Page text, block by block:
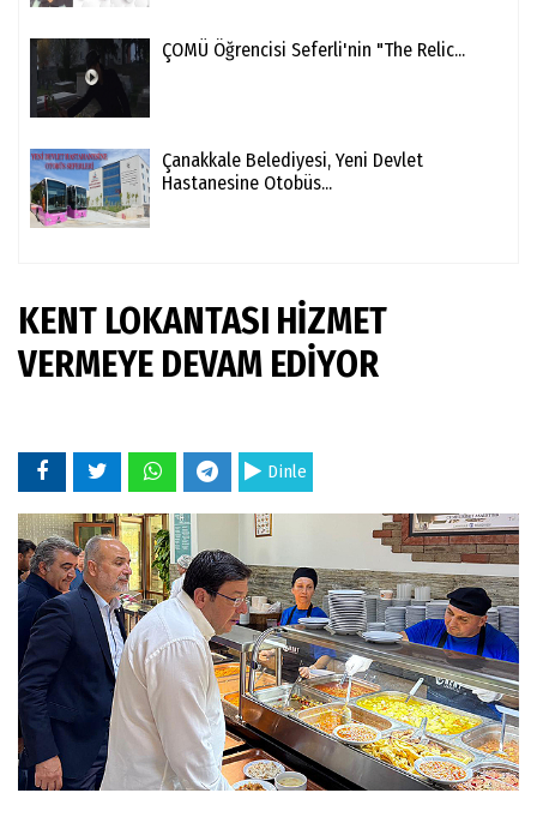
ÇOMÜ Öğrencisi Seferli'nin "The Relic...
Çanakkale Belediyesi, Yeni Devlet
Hastanesine Otobüs...
KENT LOKANTASI HİZMET
VERMEYE DEVAM EDİYOR
Dinle